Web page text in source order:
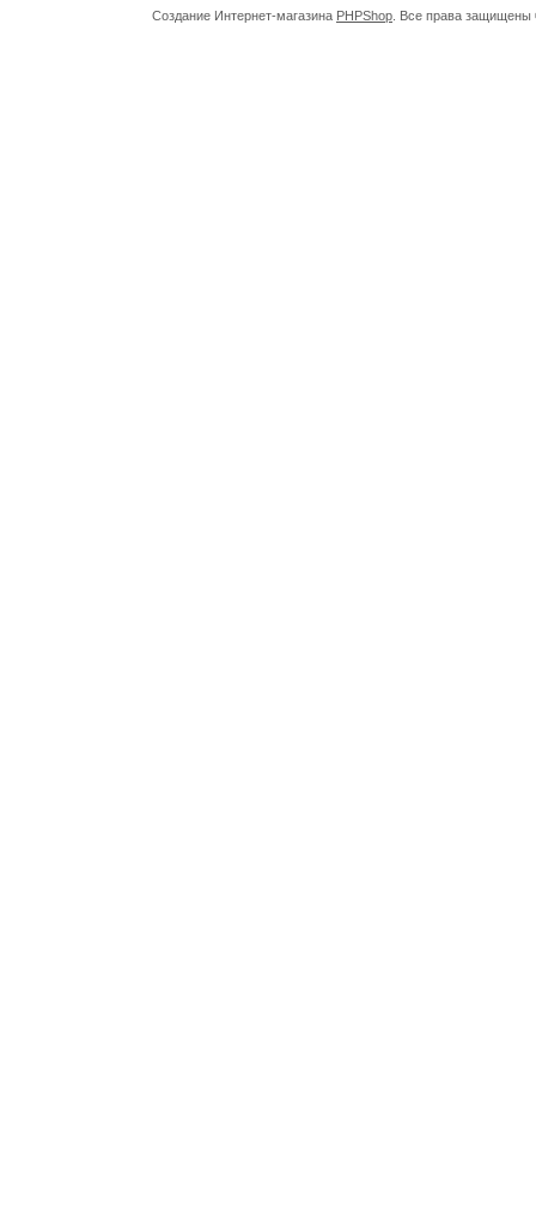
Создание Интернет-магазина PHPShop . Все права защищены